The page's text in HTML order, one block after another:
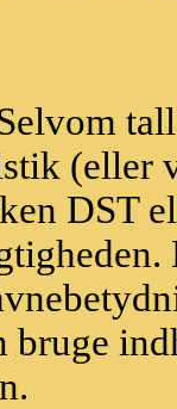
(eller
DST
bruge